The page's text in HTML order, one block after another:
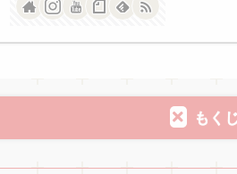
もくじ